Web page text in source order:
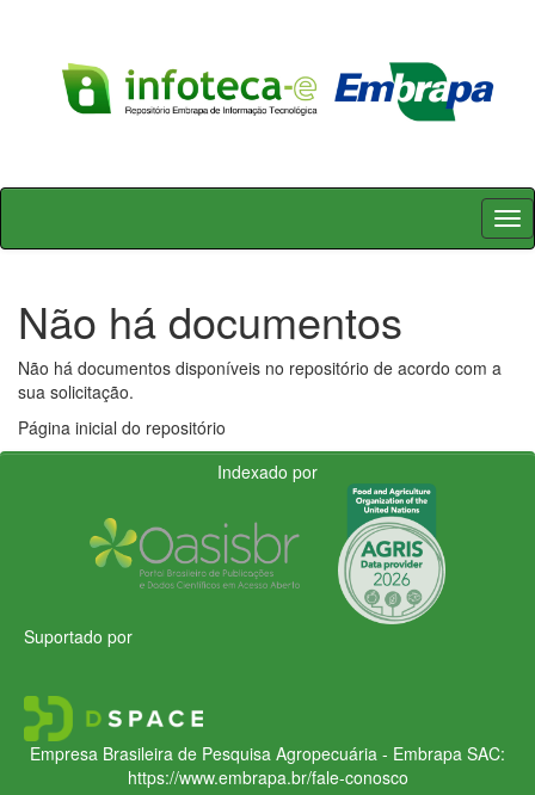
Skip
Não há documentos
Não há documentos disponíveis no repositório de acordo com a
sua solicitação.
Página inicial do repositório
Indexado por
Suportado por
Empresa Brasileira de Pesquisa Agropecuária - Embrapa SAC:
https://www.embrapa.br/fale-conosco